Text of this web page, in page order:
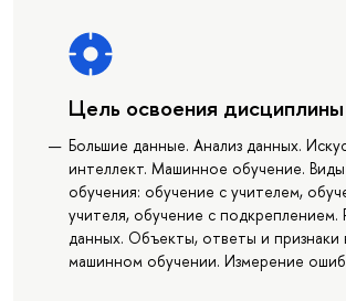
Цель освоения дисциплины
Большие данные. Анализ данных.
интеллект. Машинное обучение.
обучения: обучение с учителем,
учителя, обучение с подкреплением.
данных. Объекты, ответы и признаки
машинном обучении. Измерение